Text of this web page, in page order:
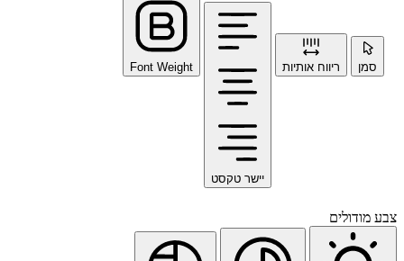
סמן ריווח אותיות
יישר טקסט
Font Weight
צבע מודולים